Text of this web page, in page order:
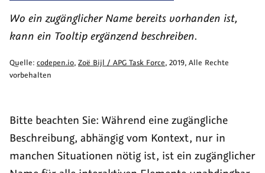
Wo ein zugänglicher Name bereits vorhanden ist,
kann ein Tooltip ergänzend beschreiben.
Quelle: codepen.io, Zoë Bijl / APG Task Force, 2019, Alle Rechte
vorbehalten
Bitte beachten Sie: Während eine zugängliche
Beschreibung, abhängig vom Kontext, nur in
manchen Situationen nötig ist, ist ein zugänglicher